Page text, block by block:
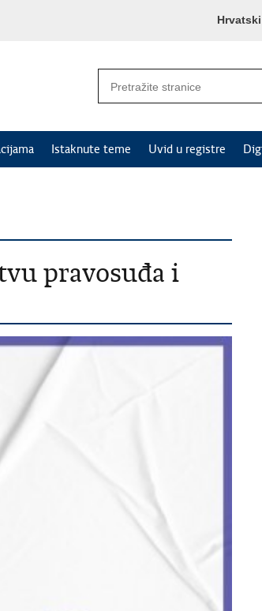
Hrvatski
Istaknute teme Uvid u registre
pravosuđa i